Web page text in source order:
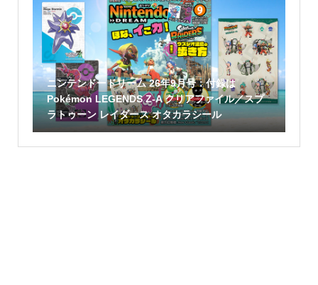
ニンテンドードリーム 26年9月号：付録は
Pokémon LEGENDS Z-A クリアファイル／スプ
ラトゥーン レイダース オタカラシール